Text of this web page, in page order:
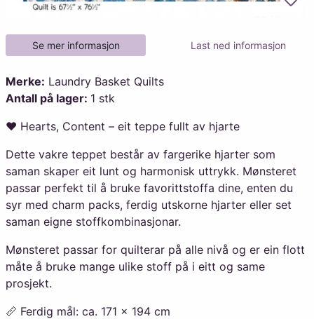
Se mer informasjon Last ned informasjon
Merke: Laundry Basket Quilts
Antall på lager: 1 stk
❤️ Hearts, Content – eit teppe fullt av hjarte
Dette vakre teppet består av fargerike hjarter som
saman skaper eit lunt og harmonisk uttrykk. Mønsteret
passar perfekt til å bruke favorittstoffa dine, enten du
syr med charm packs, ferdig utskorne hjarter eller set
saman eigne stoffkombinasjonar.
Mønsteret passar for quilterar på alle nivå og er ein flott
måte å bruke mange ulike stoff på i eitt og same
prosjekt.
📏 Ferdig mål: ca. 171 × 194 cm